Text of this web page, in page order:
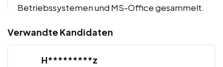
Betriebssystemen und MS-Office gesammelt.
Verwandte Kandidaten
H*********z